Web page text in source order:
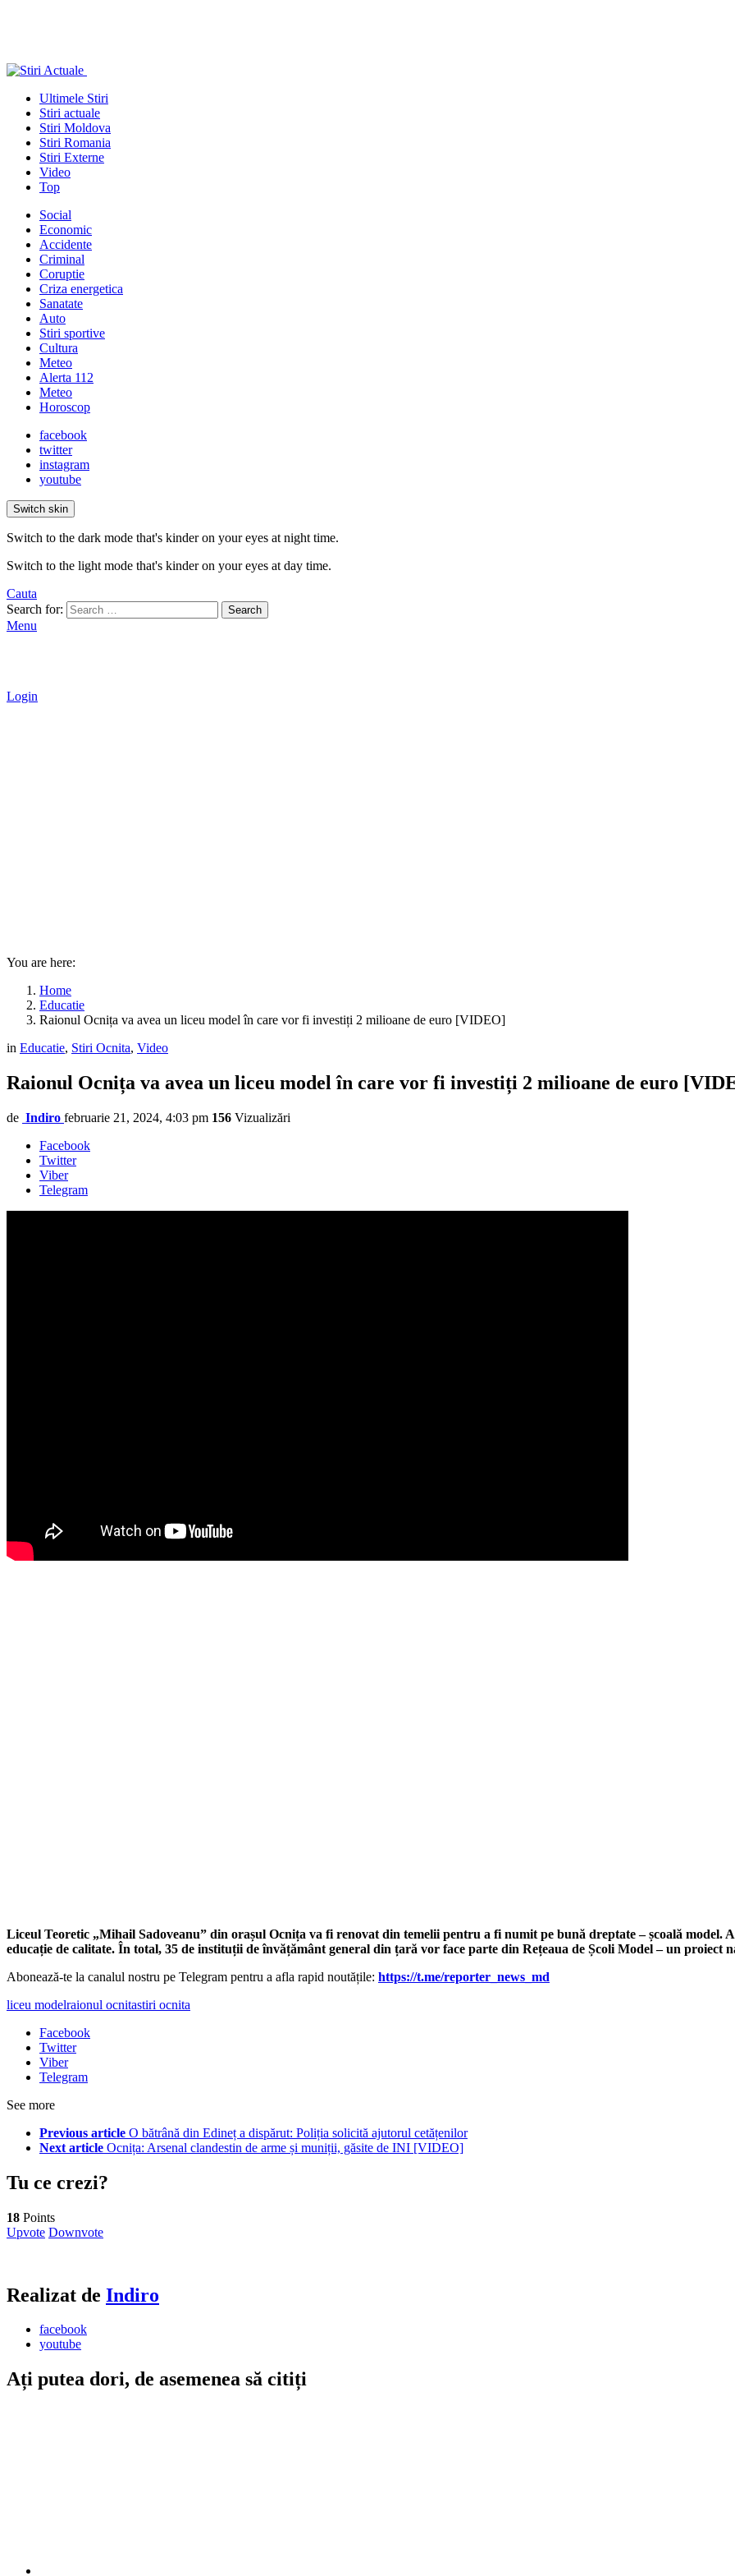
Ultimele Stiri
Stiri actuale
Stiri Moldova
Stiri Romania
Stiri Externe
Video
Top
Social
Economic
Accidente
Criminal
Coruptie
Criza energetica
Sanatate
Auto
Stiri sportive
Cultura
Meteo
Alerta 112
Meteo
Horoscop
facebook
twitter
instagram
youtube
Switch skin
Switch to the dark mode that's kinder on your eyes at night time.
Switch to the light mode that's kinder on your eyes at day time.
Cauta
Search for:
Search
Menu
Login
You are here:
Home
Educatie
Raionul Ocnița va avea un liceu model în care vor fi investiți 2 milioane de euro [VIDEO]
in Educatie, Stiri Ocnita, Video
Raionul Ocnița va avea un liceu model în care vor fi investiți 2 milioane de euro
de Indiro februarie 21, 2024, 4:03 pm 156 Vizualizări
Facebook
Twitter
Viber
Telegram
Liceul Teoretic „Mihail Sadoveanu” din orașul Ocnița va fi renovat din temelii pentru a fi numit pe bună dreptate – școală model.
educație de calitate. În total, 35 de instituții de învățământ general din țară vor face parte din Rețeaua de Școli Model – un proiect
Abonează-te la canalul nostru pe Telegram pentru a afla rapid noutățile: https://t.me/reporter_news_md
liceu modelraionul ocnitastiri ocnita
Facebook
Twitter
Viber
Telegram
See more
Previous article O bătrână din Edineț a dispărut: Poliția solicită ajutorul cetățenilor
Next article Ocnița: Arsenal clandestin de arme și muniții, găsite de INI [VIDEO]
Tu ce crezi?
18 Points
Upvote Downvote
Realizat de Indiro
facebook
youtube
Ați putea dori, de asemenea să citiți